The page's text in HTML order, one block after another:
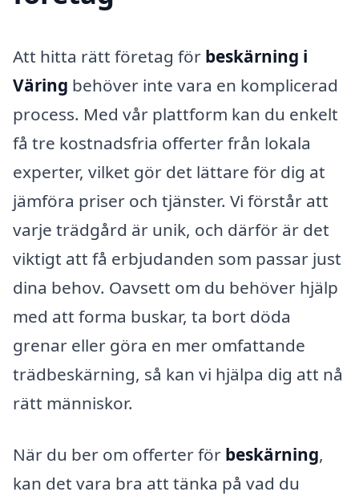
Att hitta rätt företag för beskärning i
Väring behöver inte vara en komplicerad
process. Med vår plattform kan du enkelt
få tre kostnadsfria offerter från lokala
experter, vilket gör det lättare för dig at
jämföra priser och tjänster. Vi förstår att
varje trädgård är unik, och därför är det
viktigt att få erbjudanden som passar just
dina behov. Oavsett om du behöver hjälp
med att forma buskar, ta bort döda
grenar eller göra en mer omfattande
trädbeskärning, så kan vi hjälpa dig att nå
rätt människor.
När du ber om offerter för beskärning,
kan det vara bra att tänka på vad du